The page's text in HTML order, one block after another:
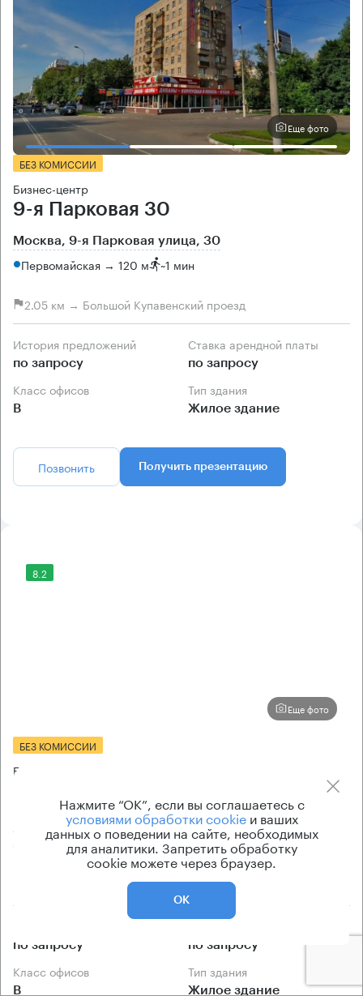
Еще фото
БЕЗ КОМИССИИ
Бизнес-центр
9-я Парковая 30
Москва, 9-я Парковая улица, 30
Первомайская → 120 м ~1 мин
2.05 км → Большой Купавенский проезд
История предложений
по запросу
Ставка арендной платы
по запросу
Класс офисов
B
Тип здания
Жилое здание
Позвонить Получить презентацию
8.2
Еще фото
БЕЗ КОМИССИИ
Бизнес-центр
Москва, 9-я Парковая улица, 32 с3
Первомайская → 90 м 1 мин
2.08 км → Большой Купавенский проезд
История предложений
по запросу
Ставка арендной платы
по запросу
Класс офисов
B
Тип здания
Жилое здание
Нажмите “ОК”, если вы соглашаетесь с
условиями обработки cookieи ваших
данных о поведении на сайте, необходимых
для аналитики. Запретить обработку
cookie можете через браузер.
ОК